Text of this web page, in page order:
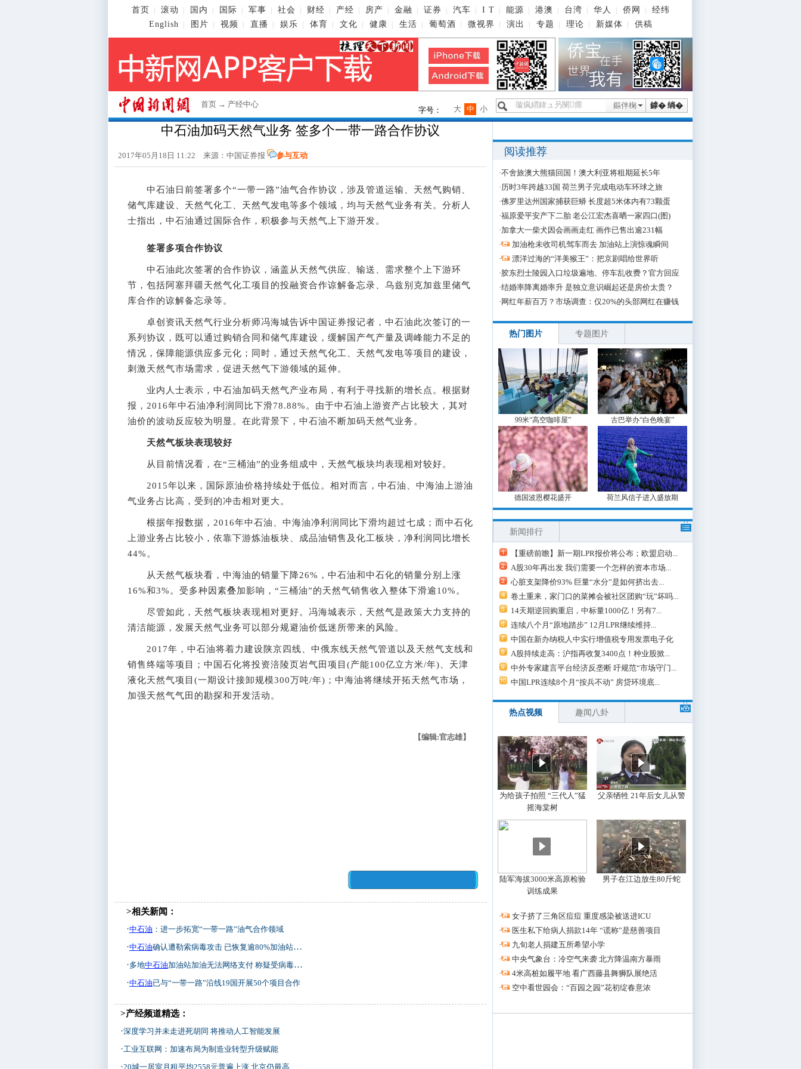
首页 滚动 国内 国际 军事 社会 财经 产经 房产 金融 证券 汽车 I T 能源 港澳 台湾 华人 侨网
经纬
English
图片 视频 直播 娱乐 体育 文化 健康 生活 葡萄酒 微视界 演出 专题 理论 新媒体 供稿
首页 → 产经中心 鎼� 绱�
鏂伴椈
字号： 小
中
大
中石油加码天然气业务 签多个一带一路合作协议
2017年05月18日 11:22 来源：中国证券报 参与互动
中石油日前签署多个“一带一路”油气合作协议，涉及管道运输、天然气购销、
储气库建设、天然气化工、天然气发电等多个领域，均与天然气业务有关。分析人
士指出，中石油通过国际合作，积极参与天然气上下游开发。
签署多项合作协议
中石油此次签署的合作协议，涵盖从天然气供应、输送、需求整个上下游环
节，包括阿塞拜疆天然气化工项目的投融资合作谅解备忘录、乌兹别克加兹里储气
库合作的谅解备忘录等。
卓创资讯天然气行业分析师冯海城告诉中国证券报记者，中石油此次签订的一
系列协议，既可以通过购销合同和储气库建设，缓解国产气产量及调峰能力不足的
情况，保障能源供应多元化；同时，通过天然气化工、天然气发电等项目的建设，
刺激天然气市场需求，促进天然气下游领域的延伸。
业内人士表示，中石油加码天然气产业布局，有利于寻找新的增长点。根据财
报，2016年中石油净利润同比下滑78.88%。由于中石油上游资产占比较大，其对
油价的波动反应较为明显。在此背景下，中石油不断加码天然气业务。
天然气板块表现较好
从目前情况看，在“三桶油”的业务组成中，天然气板块均表现相对较好。
2015年以来，国际原油价格持续处于低位。相对而言，中石油、中海油上游油
气业务占比高，受到的冲击相对更大。
根据年报数据，2016年中石油、中海油净利润同比下滑均超过七成；而中石化
上游业务占比较小，依靠下游炼油板块、成品油销售及化工板块，净利润同比增长
44%。
从天然气板块看，中海油的销量下降26%，中石油和中石化的销量分别上涨
16%和3%。受多种因素叠加影响，“三桶油”的天然气销售收入整体下滑逾10%。
尽管如此，天然气板块表现相对更好。冯海城表示，天然气是政策大力支持的
清洁能源，发展天然气业务可以部分规避油价低迷所带来的风险。
2017年，中石油将着力建设陕京四线、中俄东线天然气管道以及天然气支线和
销售终端等项目；中国石化将投资涪陵页岩气田项目(产能100亿立方米/年)、天津
液化天然气项目(一期设计接卸规模300万吨/年)；中海油将继续开拓天然气市场，
加强天然气气田的勘探和开发活动。
【编辑:官志雄】
>相关新闻：
·中石油 ：进一步拓宽“一带一路”油气合作领域
·中石油确认遭勒索病毒攻击 已恢复逾80%加油站网络连接
·多地中石油加油站加油无法网络支付 称疑受病毒攻击
·中石油已与“一带一路”沿线19国开展50个项目合作
>产经频道精选：
·深度学习并未走进死胡同 将推动人工智能发展
·工业互联网：加速布局为制造业转型升级赋能
·20城一居室月租平均2558元普遍上涨 北京仍最高
阅读推荐
·不舍旅澳大熊猫回国！澳大利亚将租期延长5年
·历时3年跨越33国 荷兰男子完成电动车环球之旅
·佛罗里达州国家捕获巨蟒 长度超5米体内有73颗蛋
·福原爱平安产下二胎 老公江宏杰喜晒一家四口(图)
·加拿大一柴犬因会画画走红 画作已售出逾231幅
·
加油枪未收司机驾车而去 加油站上演惊魂瞬间
·
漂洋过海的“洋美猴王”：把京剧唱给世界听
·胶东烈士陵园入口垃圾遍地、停车乱收费？官方回应
·结婚率降离婚率升 是独立意识崛起还是房价太贵？
· 网红年薪百万？市场调查：仅20%的头部网红在赚钱
热门图片 专题图片
99米“高空咖啡屋” 古巴举办“白色晚宴”
德国波恩樱花盛开 荷兰风信子进入盛放期
新闻排行
【重磅前瞻】新一期LPR报价将公布；欧盟启动...
A股30年再出发 我们需要一个怎样的资本市场...
心脏支架降价93% 巨量“水分”是如何挤出去...
卷土重来，家门口的菜摊会被社区团购“玩”坏吗...
14天期逆回购重启，中标量1000亿！另有7...
连续八个月“原地踏步” 12月LPR继续维持...
中国在新办纳税人中实行增值税专用发票电子化
A股持续走高：沪指再收复3400点！种业股掀...
中外专家建言平台经济反垄断 吁规范“市场守门...
中国LPR连续8个月“按兵不动” 房贷环境底...
热点视频 趣闻八卦
为给孩子拍照 “三代人”猛
摇海棠树
父亲牺牲 21年后女儿从警
陆军海拔3000米高原检验
训练成果
男子在江边放生80斤蛇
·
女子挤了三角区痘痘 重度感染被送进ICU
·
医生私下给病人捐款14年 “谎称”是慈善项目
·
九旬老人捐建五所希望小学
·
中央气象台：冷空气来袭 北方降温南方暴雨
·
4米高桩如履平地 看广西藤县舞狮队展绝活
·
空中看世园会：“百园之园”花初绽春意浓